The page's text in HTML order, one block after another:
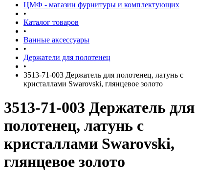
ЦМФ - магазин фурнитуры и комплектующих
•
Каталог товаров
•
Ванные аксессуары
•
Держатели для полотенец
•
3513-71-003 Держатель для полотенец, латунь с
кристаллами Swarovski, глянцевое золото
3513-71-003 Держатель для
полотенец, латунь с
кристаллами Swarovski,
глянцевое золото